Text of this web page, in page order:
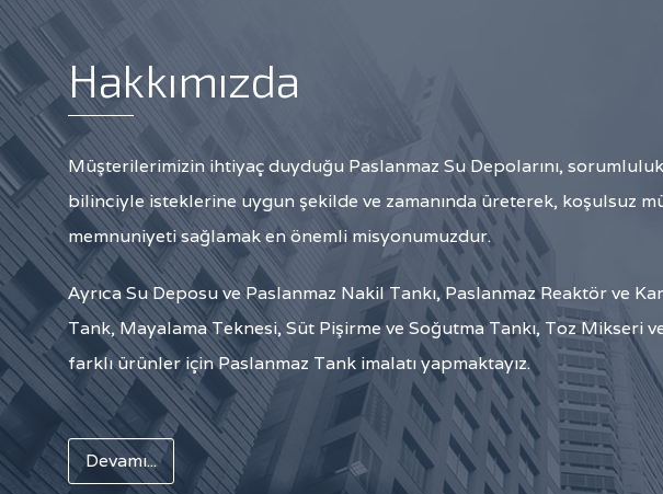
Hakkımızda
Müşterilerimizin ihtiyaç duyduğu Paslanmaz Su Depolarını, sorumluluk
bilinciyle isteklerine uygun şekilde ve zamanında üreterek, koşulsuz
memnuniyeti sağlamak en önemli misyonumuzdur.
Ayrıca Su Deposu ve Paslanmaz Nakil Tankı, Paslanmaz Reaktör ve
Tank, Mayalama Teknesi, Süt Pişirme ve Soğutma Tankı, Toz Mikseri
farklı ürünler için Paslanmaz Tank imalatı yapmaktayız.
Devamı...